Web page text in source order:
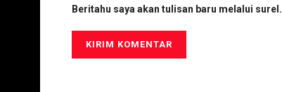
Beritahu saya akan tulisan baru melalui surel.